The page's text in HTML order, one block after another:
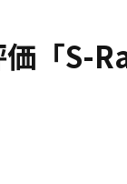
「S-